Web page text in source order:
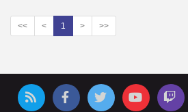
<< < 1 > >>